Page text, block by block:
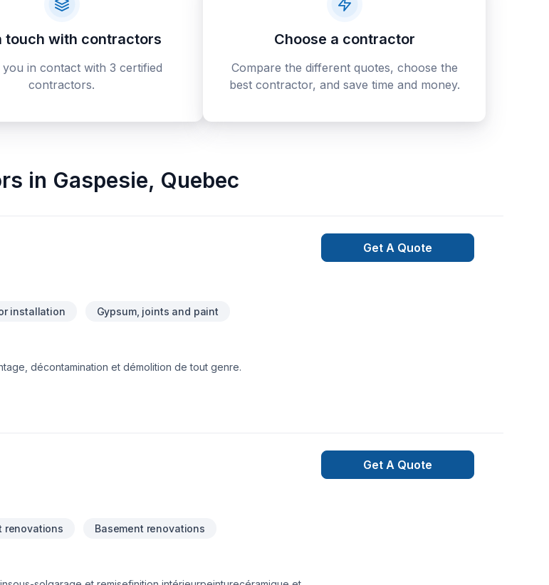
touch with contractors
you in contact with 3 certified
contractors.
Choose a contractor
Compare the different quotes, choose the
best contractor, and save time and money.
in Gaspesie, Quebec
installation Gypsum, joints and paint
décontamination et démolition de tout genre.
Get A Quote
renovations Basement renovations
Get A Quote